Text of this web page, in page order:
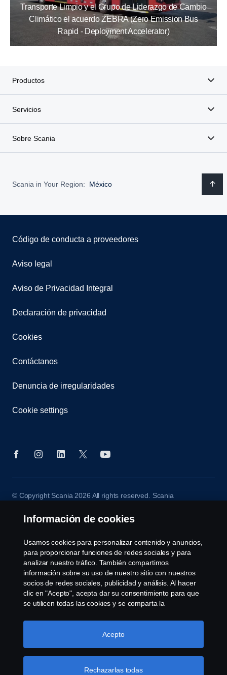
Transporte Limpio y el Grupo de Liderazgo de Cambio
Climático el acuerdo ZEBRA (Zero Emission Bus
Rapid - Deployment Accelerator)
Productos
Servicios
Sobre Scania
Scania in Your Region: México
Código de conducta a proveedores
Aviso legal
Aviso de Privacidad Integral
Declaración de privacidad
Cookies
Contáctanos
Denuncia de irregularidades
Cookie settings
© Copyright Scania 2026 All rights reserved. Scania
+46-8-55 38 10 00
Información de cookies
Usamos cookies para personalizar contenido y anuncios,
para proporcionar funciones de redes sociales y para
analizar nuestro tráfico. También compartimos
información sobre su uso de nuestro sitio con nuestros
socios de redes sociales, publicidad y análisis. Al hacer
clic en "Acepto", acepta dar su consentimiento para que
se utilicen todas las cookies y se comparta la
haciendo clic en "Configuración de cookies" y
seleccionando las categorías que desea aceptar. Para
Rechazarlas todas
Acepto